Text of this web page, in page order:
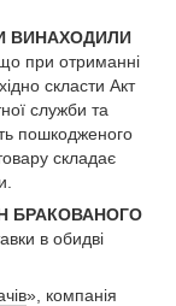
ВИНАХОДИЛИ
при отриманні
скласти Акт
служби та
пошкодженого
складає
БРАКОВАНОГО
в обидві
», компанія